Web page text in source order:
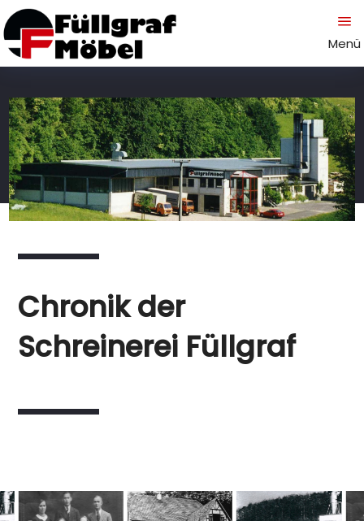
a
Menü
Chronik der
Schreinerei Füllgraf